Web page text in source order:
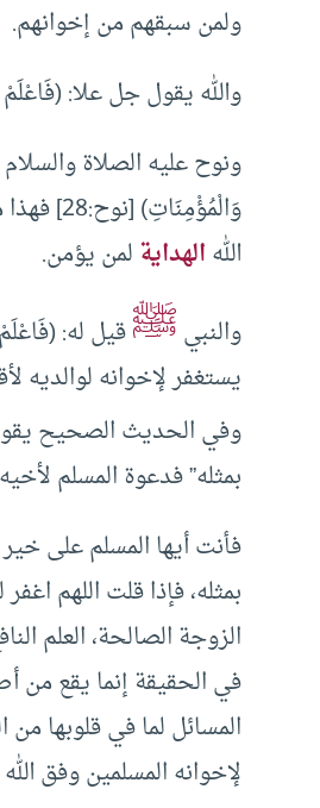
ولمن سبقهم من إخوانهم.
والله يقول جل علا: (فَاعْلَمْ
ونوح عليه الصلاة
اللهالهدايةلمن يؤمن.
والنبيﷺ
يستغفر لإخوانه لوالديه
وفي الحديث الصحيح
بمثله” فدعوة المسلم
فأنت أيها المسلم على
بمثله، فإذا قلت اللهم
الزوجة الصالحة، العلم
في الحقيقة إنما يقع من
المسائل لما في قلوبها من
لإخوانه المسلمين وفق